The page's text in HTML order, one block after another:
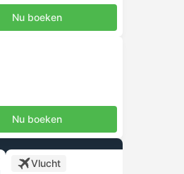
Nu boeken
Nu boeken
Vlucht